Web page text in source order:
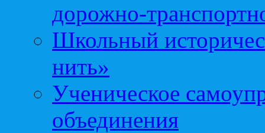
дорожно-
Школьный
нить»
Ученическое
объединения